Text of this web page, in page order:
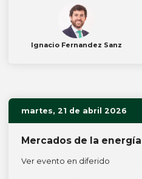
Ignacio Fernandez Sanz
martes, 21 de abril 2026
Mercados de la energía
Ver evento en diferido